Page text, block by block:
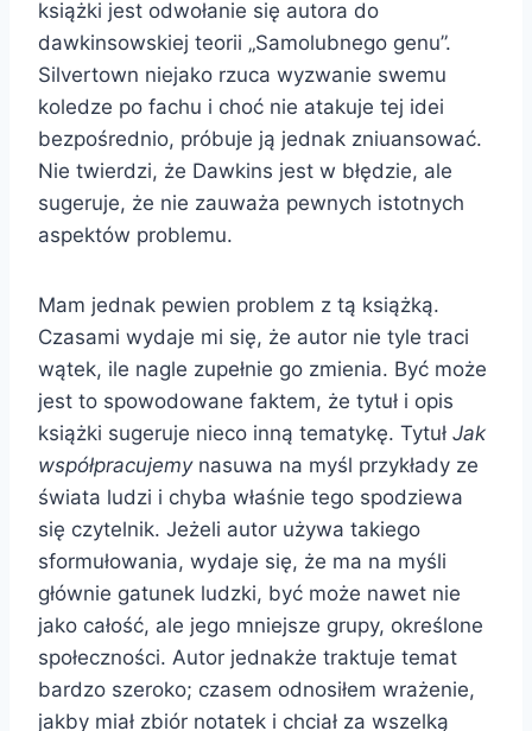
książki jest odwołanie się autora do
dawkinsowskiej teorii „Samolubnego genu”.
Silvertown niejako rzuca wyzwanie swemu
koledze po fachu i choć nie atakuje tej idei
bezpośrednio, próbuje ją jednak zniuansować.
Nie twierdzi, że Dawkins jest w błędzie, ale
sugeruje, że nie zauważa pewnych istotnych
aspektów problemu.
Mam jednak pewien problem z tą książką.
Czasami wydaje mi się, że autor nie tyle traci
wątek, ile nagle zupełnie go zmienia. Być może
jest to spowodowane faktem, że tytuł i opis
książki sugeruje nieco inną tematykę. Tytuł Jak
współpracujemynasuwa na myśl przykłady ze
świata ludzi i chyba właśnie tego spodziewa
się czytelnik. Jeżeli autor używa takiego
sformułowania, wydaje się, że ma na myśli
głównie gatunek ludzki, być może nawet nie
jako całość, ale jego mniejsze grupy, określone
społeczności. Autor jednakże traktuje temat
bardzo szeroko; czasem odnosiłem wrażenie,
jakby miał zbiór notatek i chciał za wszelką